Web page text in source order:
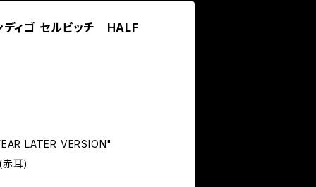
ィゴ セルビッチ HALF
LATER VERSION"
赤耳)